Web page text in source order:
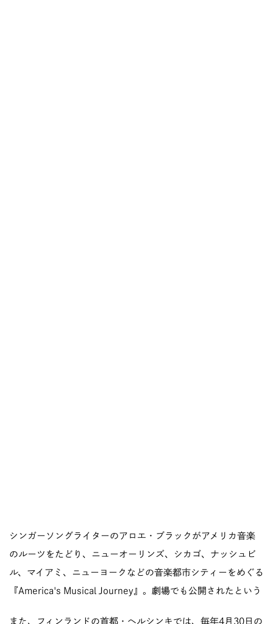
シンガーソングライターのアロエ・ブラックがアメリカ音楽
のルーツをたどり、ニューオーリンズ、シカゴ、ナッシュビ
ル、マイアミ、ニューヨークなどの音楽都市シティーをめぐる
『America's Musical Journey』。劇場でも公開されたという
また、フィンランドの首都・ヘルシンキでは、毎年4月30日の